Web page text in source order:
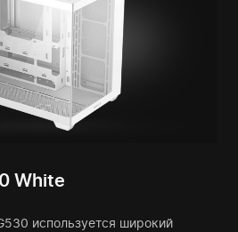
White
используется широкий